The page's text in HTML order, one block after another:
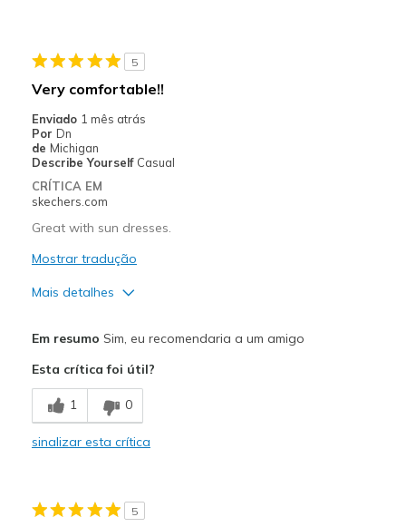
Sizing
Feels true to size
View On Shoes
Shoes are for Wearing
5
Very comfortable!!
Enviado 1 mês atrás
Por Dn
de Michigan
Describe Yourself Casual
CRÍTICA EM
skechers.com
Great with sun dresses.
Mostrar tradução
Mais detalhes
Melhores utilizações
Casual Wear
Travel
Sizing
Feels true to size
Em resumo Sim, eu recomendaria a um amigo
Esta crítica foi útil?
1 0
sinalizar esta crítica
5